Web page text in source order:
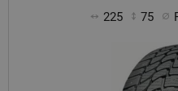
225 75